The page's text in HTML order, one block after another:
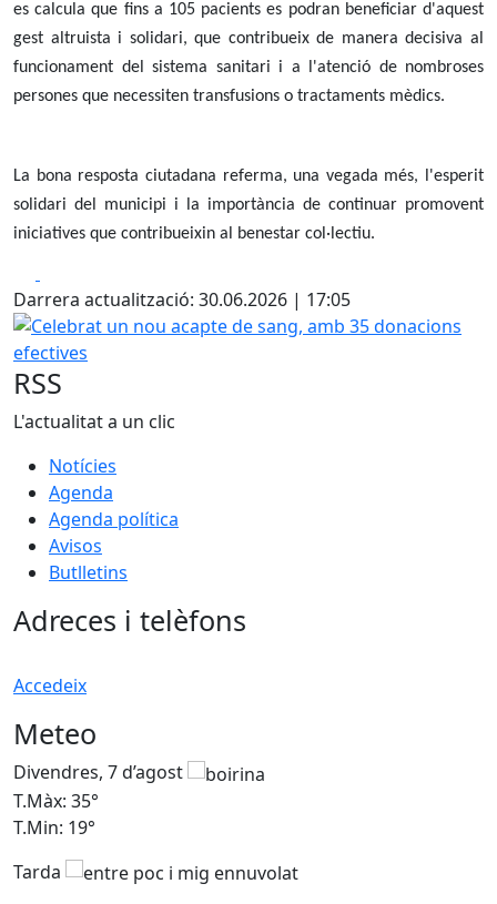
es calcula que fins a 105 pacients es podran beneficiar d'aquest
gest altruista i solidari, que contribueix de manera decisiva al
funcionament del sistema sanitari i a l'atenció de nombroses
persones que necessiten transfusions o tractaments mèdics.
La bona resposta ciutadana referma, una vegada més, l'esperit
solidari del municipi i la importància de continuar promovent
iniciatives que contribueixin al benestar col·lectiu.
Darrera actualització: 30.06.2026 | 17:05
Celebrat un nou acapte de sang, amb 35 donacions
RSS
L'actualitat a un clic
Notícies
Agenda
Agenda política
Avisos
Butlletins
Adreces i telèfons
Accedeix
Meteo
Divendres, 7 d’agost
T.Màx: 35°
T.Min: 19°
Tarda